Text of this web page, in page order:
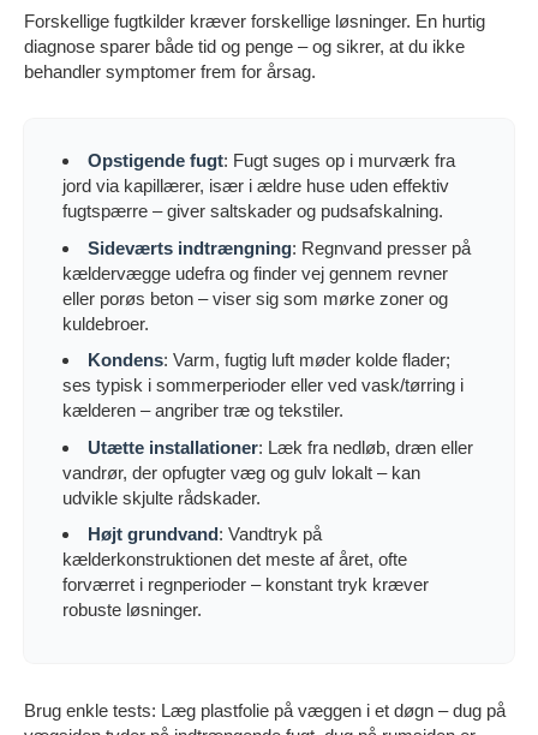
Forskellige fugtkilder kræver forskellige løsninger. En hurtig
diagnose sparer både tid og penge – og sikrer, at du ikke
behandler symptomer frem for årsag.
Opstigende fugt: Fugt suges op i murværk fra
jord via kapillærer, især i ældre huse uden effektiv
fugtspærre – giver saltskader og pudsafskalning.
Sideværts indtrængning: Regnvand presser på
kældervægge udefra og finder vej gennem revner
eller porøs beton – viser sig som mørke zoner og
kuldebroer.
Kondens: Varm, fugtig luft møder kolde flader;
ses typisk i sommerperioder eller ved vask/tørring i
kælderen – angriber træ og tekstiler.
Utætte installationer: Læk fra nedløb, dræn eller
vandrør, der opfugter væg og gulv lokalt – kan
udvikle skjulte rådskader.
Højt grundvand: Vandtryk på
kælderkonstruktionen det meste af året, ofte
forværret i regnperioder – konstant tryk kræver
robuste løsninger.
Brug enkle tests: Læg plastfolie på væggen i et døgn – dug på